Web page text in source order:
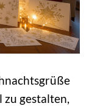
gestalten,